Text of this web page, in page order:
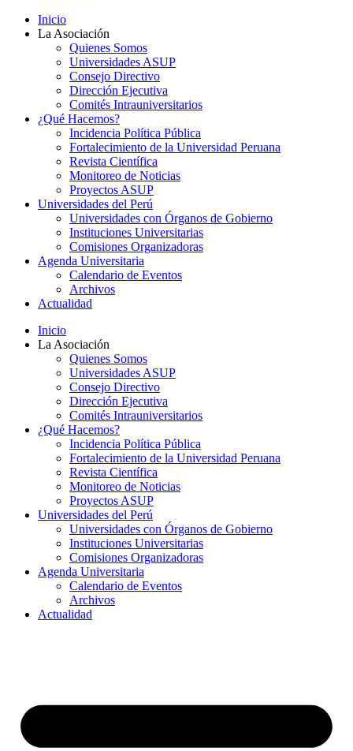
Inicio
La Asociación
Quienes Somos
Universidades ASUP
Consejo Directivo
Dirección Ejecutiva
Comités Intrauniversitarios
¿Qué Hacemos?
Incidencia Política Pública
Fortalecimiento de la Universidad Peruana
Revista Científica
Monitoreo de Noticias
Proyectos ASUP
Universidades del Perú
Universidades con Órganos de Gobierno
Instituciones Universitarias
Comisiones Organizadoras
Agenda Universitaria
Calendario de Eventos
Archivos
Actualidad
Inicio
La Asociación
Quienes Somos
Universidades ASUP
Consejo Directivo
Dirección Ejecutiva
Comités Intrauniversitarios
¿Qué Hacemos?
Incidencia Política Pública
Fortalecimiento de la Universidad Peruana
Revista Científica
Monitoreo de Noticias
Proyectos ASUP
Universidades del Perú
Universidades con Órganos de Gobierno
Instituciones Universitarias
Comisiones Organizadoras
Agenda Universitaria
Calendario de Eventos
Archivos
Actualidad